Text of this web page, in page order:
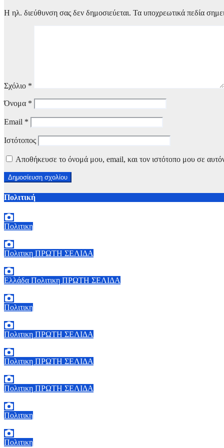
Η ηλ. διεύθυνση σας δεν δημοσιεύεται. Τα υποχρεωτικά πεδία
Σχόλιο *
Όνομα *
Email *
Ιστότοπος
Αποθήκευσε το όνομά μου, email, και τον ιστότοπο μου σε
Πολιτική
Πολιτικη
Πολιτικη ΠΡΩΤΗ ΣΕΛΙΔΑ
Ελλάδα Πολιτικη ΠΡΩΤΗ ΣΕΛΙΔΑ
Πολιτικη
Πολιτικη ΠΡΩΤΗ ΣΕΛΙΔΑ
Πολιτικη ΠΡΩΤΗ ΣΕΛΙΔΑ
Πολιτικη ΠΡΩΤΗ ΣΕΛΙΔΑ
Πολιτικη
Πολιτικη